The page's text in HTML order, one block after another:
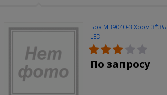
Бра MB9040-3 Хром 3*3W
LED
По запросу